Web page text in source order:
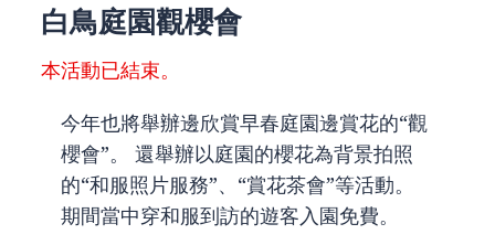
白鳥庭園觀櫻會
本活動已結束。
今年也將舉辦邊欣賞早春庭園邊賞花的“觀
櫻會”。 還舉辦以庭園的櫻花為背景拍照
的“和服照片服務”、“賞花茶會”等活動。
期間當中穿和服到訪的遊客入園免費。